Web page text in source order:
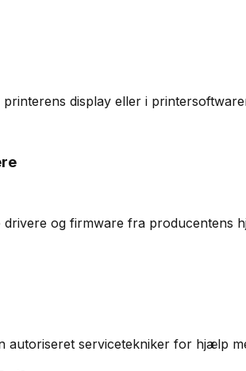
display eller i
og firmware fra producentens
autoriseret servicetekniker for hjælp